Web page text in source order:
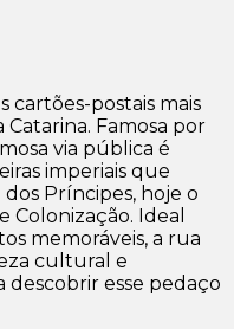
cartões-postais mais
Catarina. Famosa por
via pública é
imperiais que
Príncipes, hoje o
Colonização. Ideal
memoráveis, a rua
cultural e
descobrir esse pedaço